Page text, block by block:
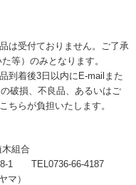
は受付ておりません。ご了承
等）のみとなります。
到着後3日以内にE-mailまた
破損、不良品、あるいはご
ちらが負担いたします。
組合
1 TEL0736-66-4187
）